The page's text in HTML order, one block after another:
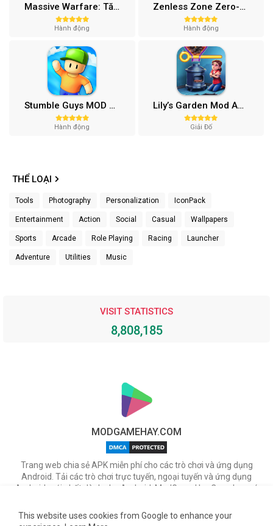
Massive Warfare: Tăng chiến Mod APK v1.81.432
Hành động
Zenless Zone Zero-Gamota Mod APK 1.0.0
Hành động
Stumble Guys MOD APK (Unlocked All, Mega Menu) v0.74.1
Hành động
Lily’s Garden Mod APK (Vô Hạn Tiền, Sao) v2.95.1
Giải Đố
THỂ LOẠI
Tools Photography Personalization IconPack
Entertainment Action Social Casual Wallpapers
Sports Arcade Role Playing Racing Launcher
Adventure Utilities Music
VISIT STATISTICS
8,808,185
MODGAMEHAY.COM
Trang web chia sẻ APK miễn phí cho các trò chơi và ứng dụng
Android. Tải các trò chơi trực tuyến, ngoại tuyến và ứng dụng
Android mới nhất dành cho Android. ModGameHay.Com, bạn có
trên Android.
This website uses cookies from Google to enhance your